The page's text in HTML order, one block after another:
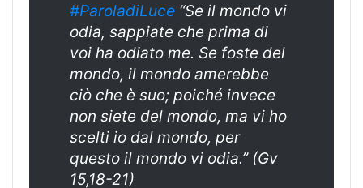
#ParoladiLuce “Se il mondo vi
odia, sappiate che prima di
voi ha odiato me. Se foste del
mondo, il mondo amerebbe
ciò che è suo; poiché invece
non siete del mondo, ma vi ho
scelti io dal mondo, per
questo il mondo vi odia.” (Gv
15,18-21)